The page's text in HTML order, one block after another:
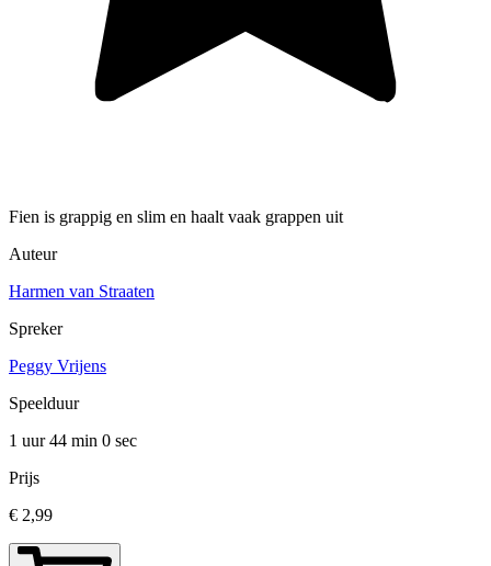
Fien is grappig en slim en haalt vaak grappen uit
Auteur
Harmen van Straaten
Spreker
Peggy Vrijens
Speelduur
1 uur 44 min 0 sec
Prijs
€ 2,99